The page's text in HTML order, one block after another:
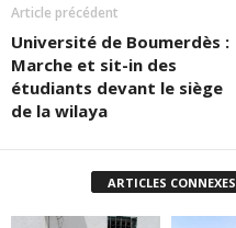
Article précédent
Université de Boumerdès :
Marche et sit-in des
étudiants devant le siège
de la wilaya
ARTICLES CONNEXES